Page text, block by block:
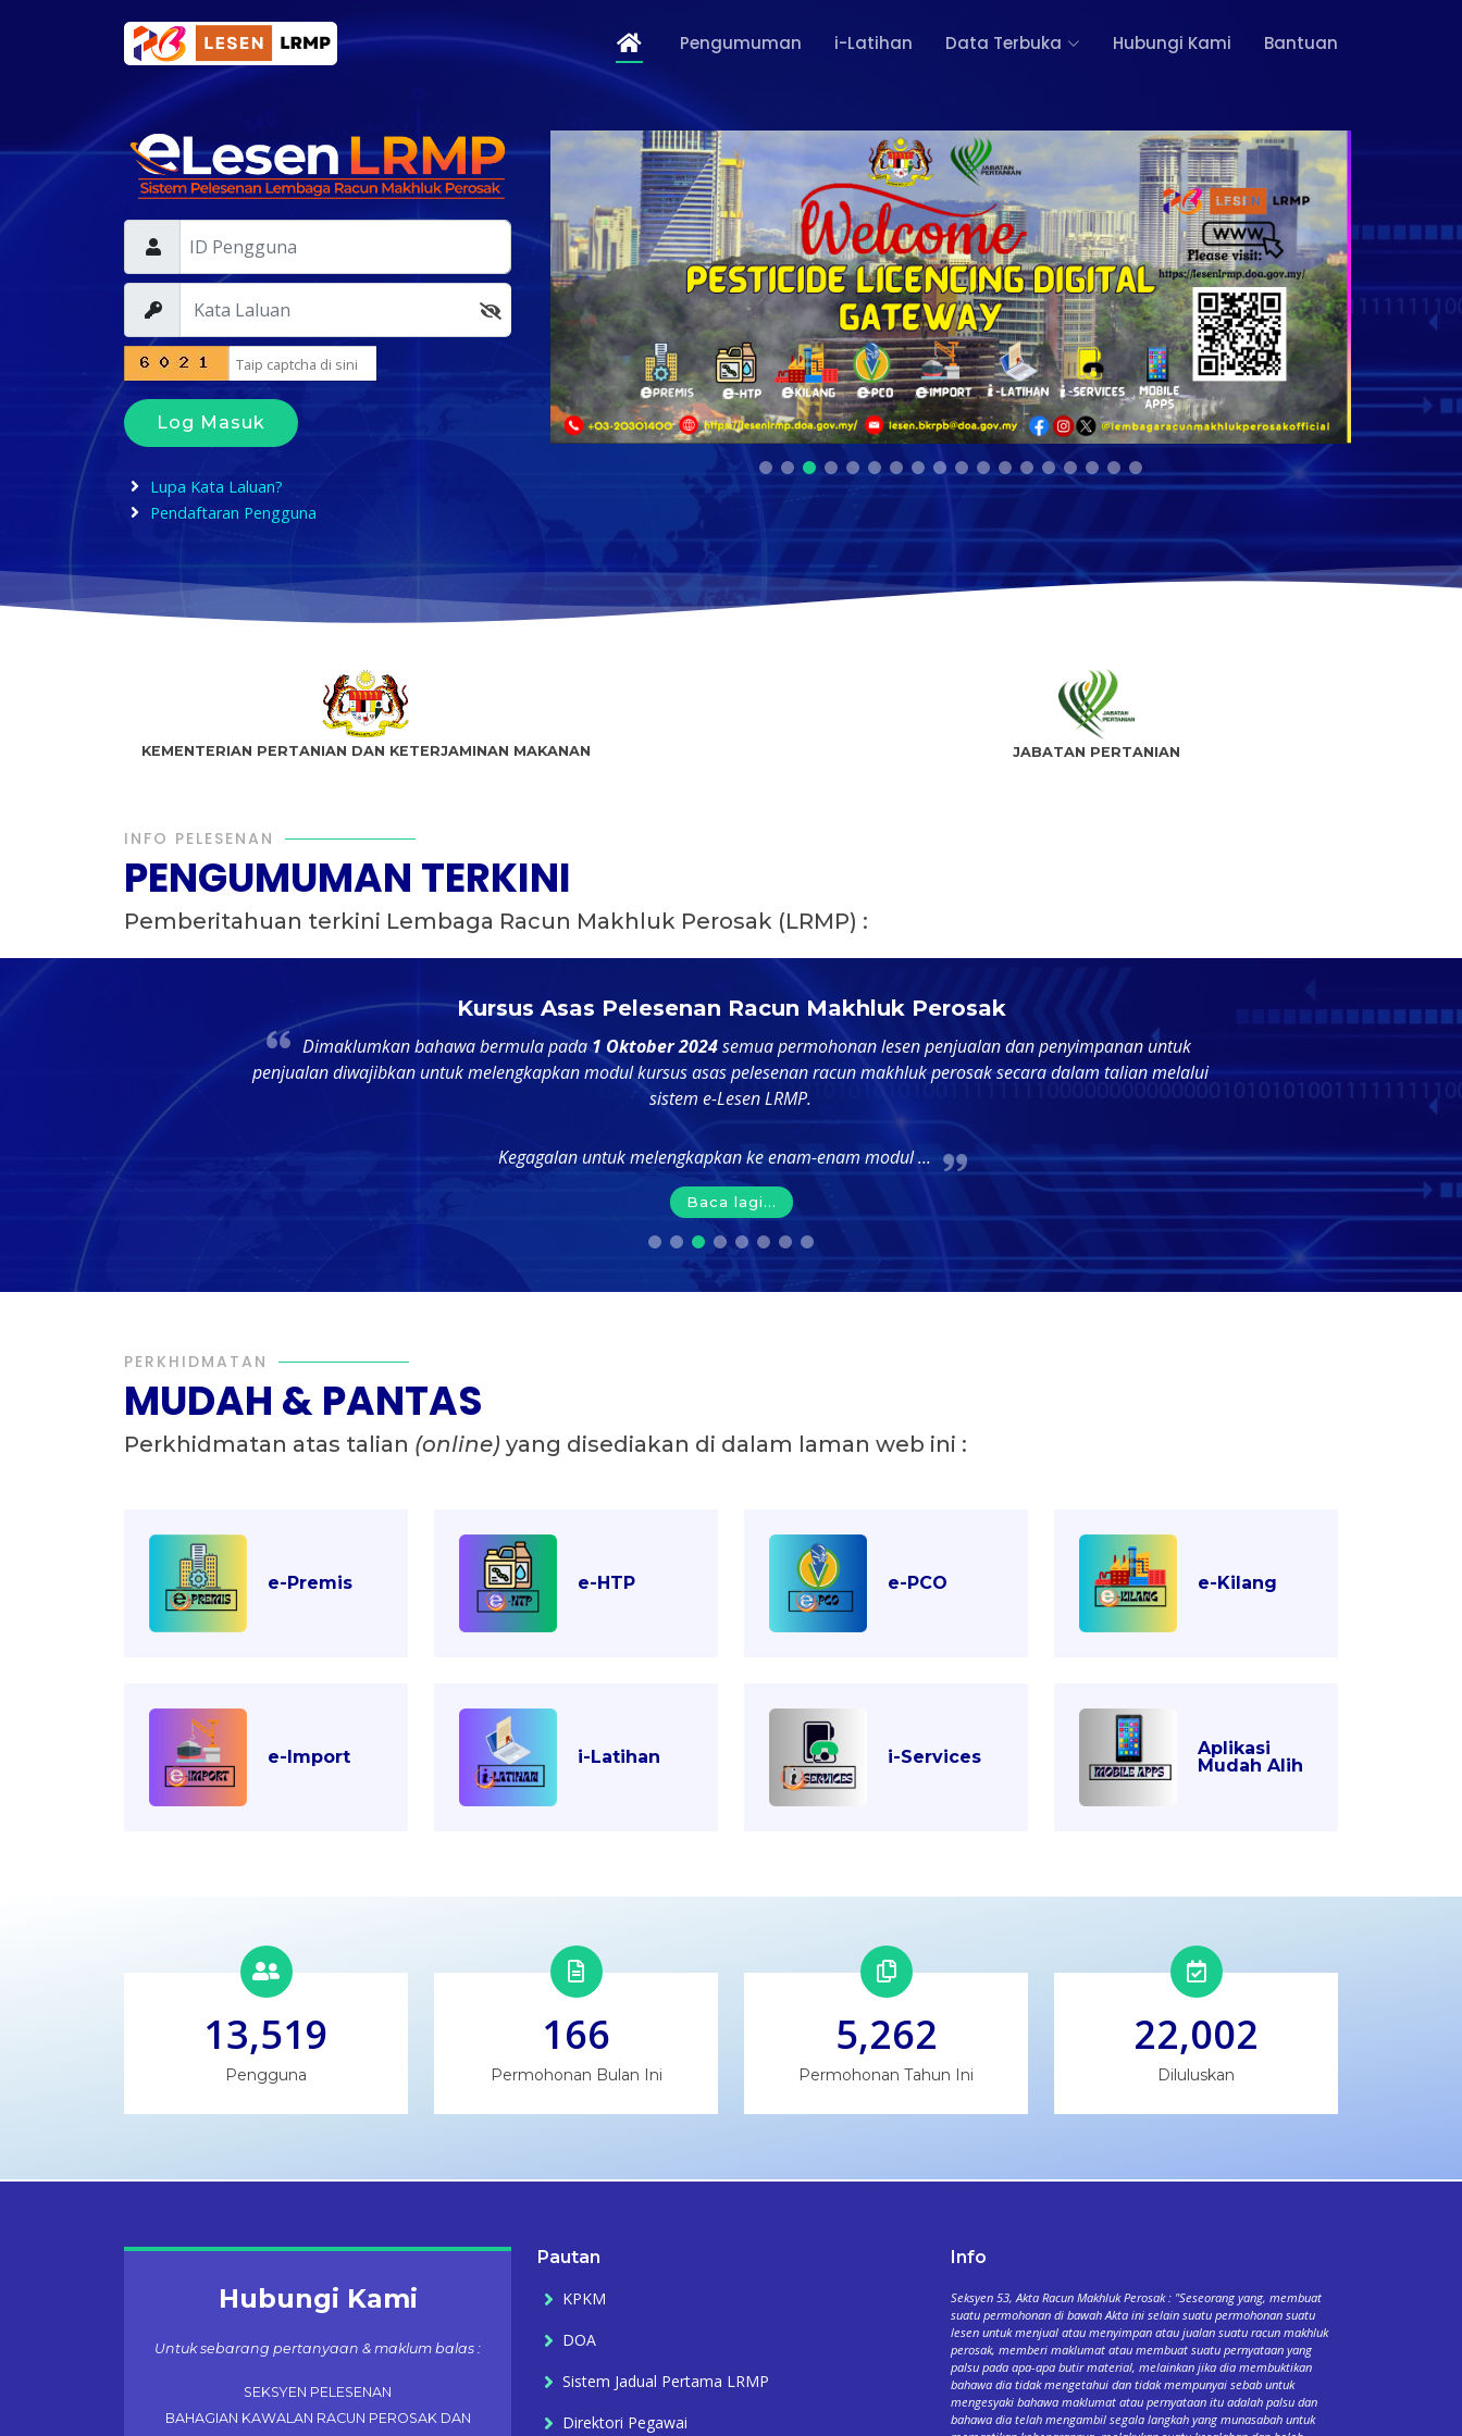
Pengumuman i-Latihan Data Terbuka Hubungi Kami Bantuan
Log Masuk
Lupa Kata Laluan?
Pendaftaran Pengguna
KEMENTERIAN PERTANIAN DAN KETERJAMINAN MAKANAN JABATAN PERTANIAN
INFO PELESENAN
PENGUMUMAN TERKINI
Pemberitahuan terkini Lembaga Racun Makhluk Perosak (LRMP) :
Kursus Asas Pelesenan Racun Makhluk Perosak
Dimaklumkan bahawa bermula pada1 Oktober 2024semua permohonan lesen penjualan dan penyimpanan untuk
penjualan diwajibkan untuk melengkapkan modul kursus asas pelesenan racun makhluk perosak secara dalam talian melalui
sistem e-Lesen LRMP.
Kegagalan untuk melengkapkan ke enam-enam modul ...
Baca lagi...
PERKHIDMATAN
MUDAH & PANTAS
Perkhidmatan atas talian (online) yang disediakan di dalam laman web ini :
e-Premis e-HTP e-PCO e-Kilang
e-Import i-Latihan i-Services
Aplikasi
Mudah Alih
13,519
Pengguna
166
Permohonan Bulan Ini
5,262
Permohonan Tahun Ini
22,002
Diluluskan
Hubungi Kami
Untuk sebarang pertanyaan & maklum balas :
SEKSYEN PELESENAN
BAHAGIAN KAWALAN RACUN PEROSAK DAN
Pautan
KPKM
DOA
Sistem Jadual Pertama LRMP
Direktori Pegawai
Info
Seksyen 53, Akta Racun Makhluk Perosak : "Seseorang yang, membuat
suatu permohonan di bawah Akta ini selain suatu permohonan suatu
lesen untuk menjual atau menyimpan atau jualan suatu racun makhluk
perosak, memberi maklumat atau membuat suatu pernyataan yang
palsu pada apa-apa butir material, melainkan jika dia membuktikan
bahawa dia tidak mengetahui dan tidak mempunyai sebab untuk
mengesyaki bahawa maklumat atau pernyataan itu adalah palsu dan
bahawa dia telah mengambil segala langkah yang munasabah untuk